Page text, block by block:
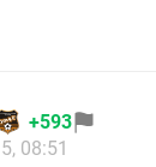
+593
08:51